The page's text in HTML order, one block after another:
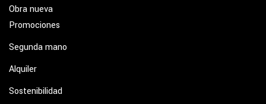
Obra nueva
Promociones
Segunda mano
Alquiler
Sostenibilidad